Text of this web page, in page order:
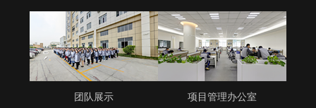
团队展示 项目管理办公室